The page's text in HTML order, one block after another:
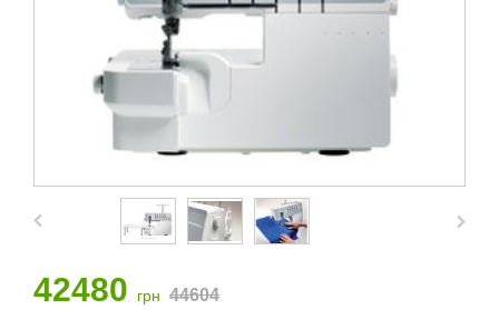
42480 грн 44604